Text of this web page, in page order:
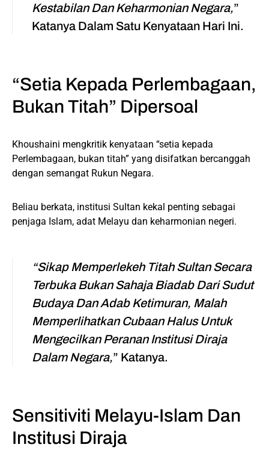
Kestabilan Dan Keharmonian Negara,”
Katanya Dalam Satu Kenyataan Hari Ini.
“Setia Kepada Perlembagaan,
Bukan Titah” Dipersoal
Khoushaini mengkritik kenyataan “setia kepada
Perlembagaan, bukan titah” yang disifatkan bercanggah
dengan semangat Rukun Negara.
Beliau berkata, institusi Sultan kekal penting sebagai
penjaga Islam, adat Melayu dan keharmonian negeri.
“Sikap Memperlekeh Titah Sultan Secara
Terbuka Bukan Sahaja Biadab Dari Sudut
Budaya Dan Adab Ketimuran, Malah
Memperlihatkan Cubaan Halus Untuk
Mengecilkan Peranan Institusi Diraja
Dalam Negara,” Katanya.
Sensitiviti Melayu-Islam Dan
Institusi Diraja